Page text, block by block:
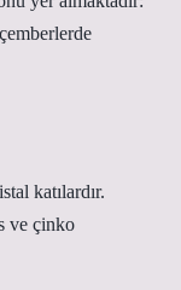
katılardır.
ve çinko